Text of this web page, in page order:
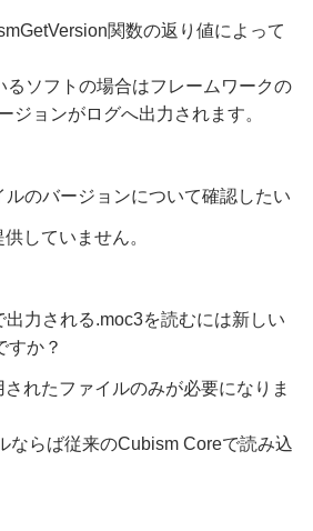
関数の返り値によって
るソフトの場合はフレームワークの
ジョンがログへ出力されます。
のバージョンについて確認したい
していません。
力される.moc3を読むには新しい
すか？
れたファイルのみが必要になりま
ならば従来のCubism Coreで読み込